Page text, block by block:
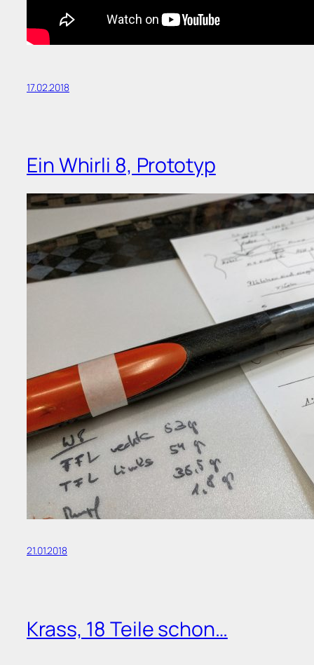
17.02.2018
Ein Whirli 8, Prototyp
21.01.2018
Krass, 18 Teile schon…